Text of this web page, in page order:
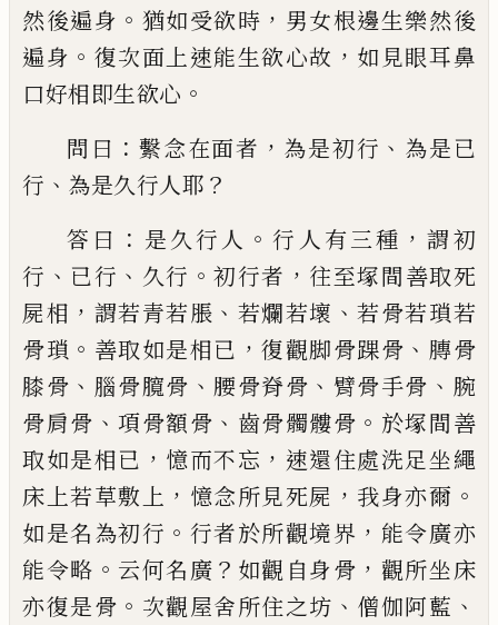
然後遍身 。 猶如受欲時 ， 男女根邊生樂然後
遍身 。 復次面上速能生欲心故 ， 如見眼耳鼻
口好相即生欲心 。
問曰 ：繫念在面者 ， 為是初行 、 為是已
行 、 為是久行人耶 ？
答曰 ： 是久行人 。行人有三種 ，謂初
行 、 已行 、 久行 。初行者 ， 往至塚間善取死
屍相 ， 謂若青若脹 、 若爛若壞 、若骨若瑣若
骨瑣 。 善取如是相已 ，復觀脚骨踝骨 、 膞骨
膝骨 、 腦骨臗骨 、 腰骨脊骨 、 臂骨手骨 、 腕
骨肩骨 、 項骨額骨 、 齒骨髑髏骨 。 於塚間善
取如是相已 ， 憶而不忘 ， 速還住處洗足坐繩
床 上若草敷上 ， 憶念所見死屍 ， 我身亦爾 。
如是名為初行 。 行者於所觀境界 ， 能令廣亦
能令略 。 云何名廣 ？ 如觀自身骨 ， 觀所坐床
亦復是骨 。 次觀屋舍所住之坊 、 僧伽阿藍 、